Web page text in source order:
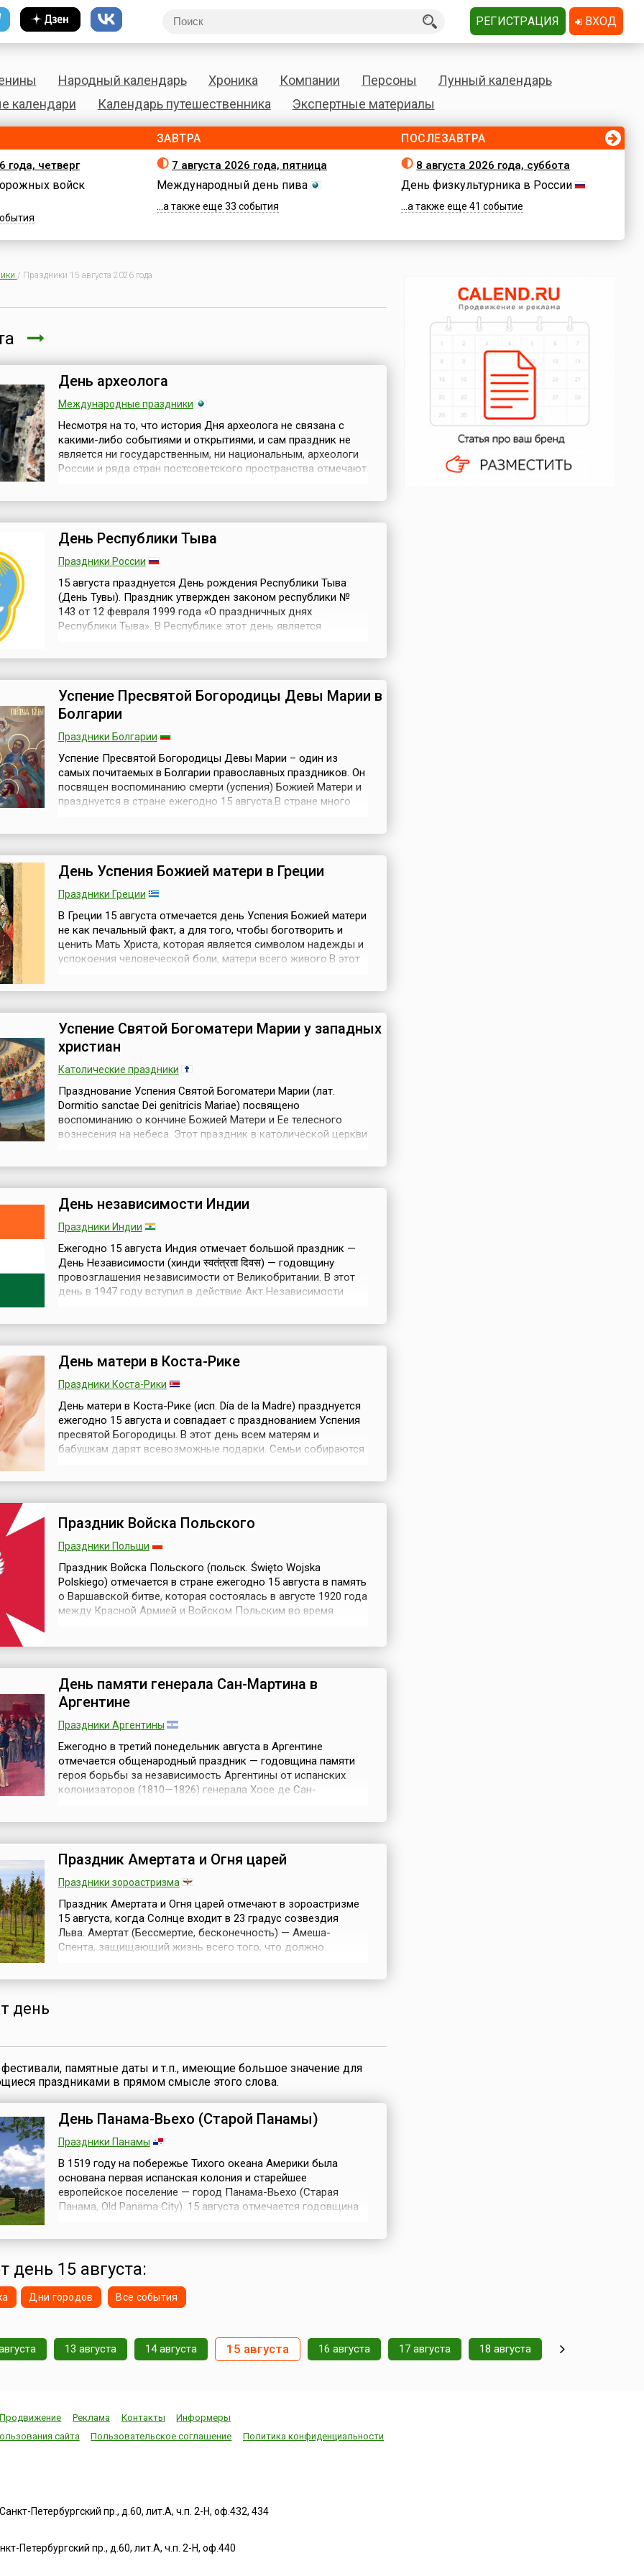
Народный календарь Хроника Компании Персоны
Лунный календарь
календари
Календарь путешественника Экспертные материалы
года, четверг
войск
ЗАВТРА
7 августа 2026 года, пятница
Международный день пива
...а также еще 33 события
ПОСЛЕЗАВТРА
8 августа 2026 года, суббота
День физкультурника в России
...а также еще 41 событие
/ Праздники 15 августа 2026 года
День археолога
Международные праздники
Несмотря на то, что история Дня археолога не связана с
какими-либо событиями и открытиями, и сам праздник не
является ни государственным, ни национальным, археологи
России и ряда стран постсоветского пространства отмечают
сложилась в ССС...
День Республики Тыва
Праздники России
15 августа празднуется День рождения Республики Тыва
(День Тувы). Праздник утвержден законом республики №
143 от 12 февраля 1999 года «О праздничных днях
Республики Тыва». В Республике этот день является
этническое самоназвание коренных жителей (тувинце...
Успение Пресвятой Богородицы Девы Марии в
Болгарии
Праздники Болгарии
Успение Пресвятой Богородицы Девы Марии – один из
самых почитаемых в Болгарии православных праздников. Он
посвящен воспоминанию смерти (успения) Божией Матери и
празднуется в стране ежегодно 15 августа.В стране много
принести дары и п...
День Успения Божией матери в Греции
Праздники Греции
В Греции 15 августа отмечается день Успения Божией матери
не как печальный факт, а для того, чтобы боготворить и
ценить Мать Христа, которая является символом надежды и
успокоения человеческой боли, матери всего живого.В этот
торжества. Наиболее ...
Успение Святой Богоматери Марии у западных
христиан
Католические праздники
Празднование Успения Святой Богоматери Марии (лат.
Dormitio sanctae Dei genitricis Mariae) посвящено
воспоминанию о кончине Божией Матери и Ее телесного
вознесения на небеса. Этот праздник в католической церкви
названия. Греки называли его «Koime...
День независимости Индии
Праздники Индии
Ежегодно 15 августа Индия отмечает большой праздник —
День Независимости (хинди स्वतंत्रता दिवस) — годовщину
провозглашения независимости от Великобритании. В этот
день в 1947 году вступил в действие Акт Независимости
поднят трехцветный ...
День матери в Коста-Рике
Праздники Коста-Рики
День матери в Коста-Рике (исп. Día de la Madre) празднуется
ежегодно 15 августа и совпадает с празднованием Успения
пресвятой Богородицы. В этот день всем матерям и
бабушкам дарят всевозможные подарки. Семьи собираются
Обычная...
Праздник Войска Польского
Праздники Польши
Праздник Войска Польского (польск. Święto Wojska
Polskiego) отмечается в стране ежегодно 15 августа в память
о Варшавской битве, которая состоялась в августе 1920 года
между Красной Армией и Войском Польским во время
Польскими войсками фронто...
День памяти генерала Сан-Мартина в
Аргентине
Праздники Аргентины
Ежегодно в третий понедельник августа в Аргентине
отмечается общенародный праздник — годовщина памяти
героя борьбы за независимость Аргентины от испанских
колонизаторов (1810—1826) генерала Хосе де Сан-
родился 25 февраля 1778 года в н...
Праздник Амертата и Огня царей
Праздники зороастризма
Праздник Амертата и Огня царей отмечают в зороастризме
15 августа, когда Солнце входит в 23 градус созвездия
Льва. Амертат (Бессмертие, бесконечность) — Амеша-
Спента, защищающий жизнь всего того, что должно
день
памятные даты и т.п., имеющие большое значение для
праздниками в прямом смысле этого слова.
День Панама-Вьехо (Старой Панамы)
Праздники Панамы
В 1519 году на побережье Тихого океана Америки была
основана первая испанская колония и старейшее
европейское поселение — город Панама-Вьехо (Старая
Панама, Old Panama City). 15 августа отмечается годовщина
города. Эта историческая часть столи...
день 15 августа:
Дни городов Все события
13 августа 14 августа 15 августа 16 августа 17 августа 18 августа
Продвижение Реклама Контакты
Информеры
сайта
Пользовательское соглашение Политика конфиденциальности
Петербургский пр., д.60, лит.А, ч.п. 2-Н, оф.432, 434
Петербургский пр., д.60, лит.А, ч.п. 2-Н, оф.440
РЕГИСТРАЦИЯ ВХОД